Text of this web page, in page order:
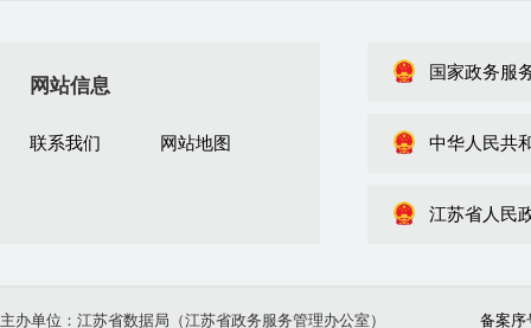
网站信息
联系我们 网站地图
国家政务服
中华人民共
江苏省人民
主办单位：江苏省数据局（江苏省政务服务管理办公室） 备案序